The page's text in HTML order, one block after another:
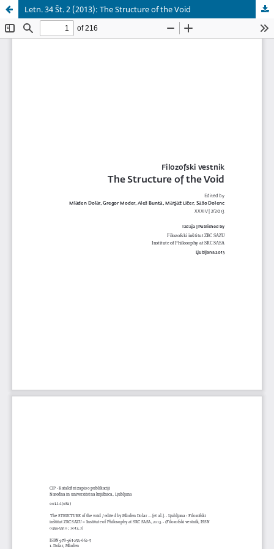
Letn. 34 Št. 2 (2013): The Structure of the Void